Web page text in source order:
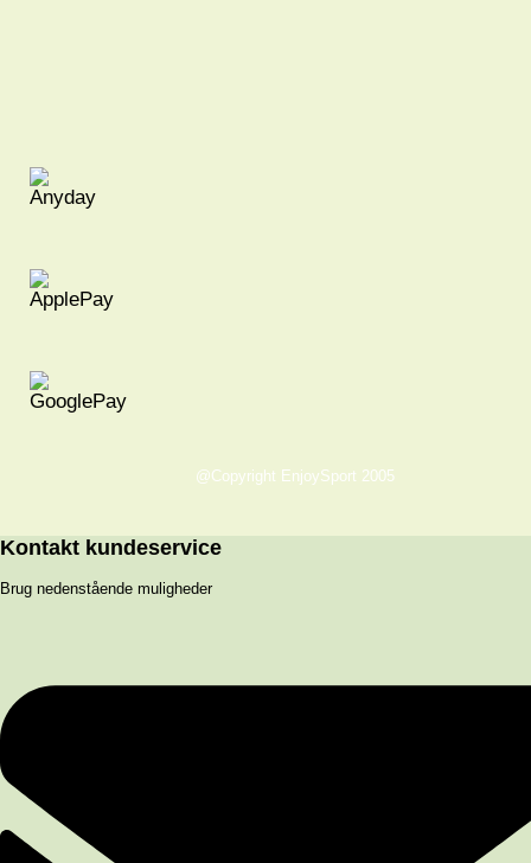
@Copyright EnjoySport 2005
Kontakt kundeservice
Brug nedenstående muligheder